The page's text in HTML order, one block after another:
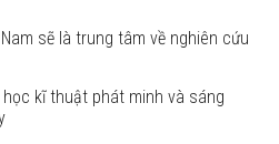
sẽ là trung tâm về nghiên cứu
kĩ thuật phát minh và sáng